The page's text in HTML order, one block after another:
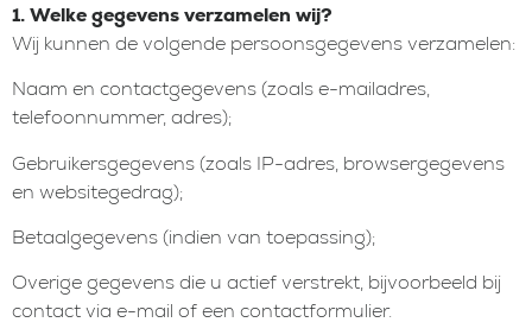
1. Welke gegevens verzamelen wij?
Wij kunnen de volgende persoonsgegevens verzamelen:
Naam en contactgegevens (zoals e-mailadres,
telefoonnummer, adres);
Gebruikersgegevens (zoals IP-adres, browsergegevens
en websitegedrag);
Betaalgegevens (indien van toepassing);
Overige gegevens die u actief verstrekt, bijvoorbeeld bij
contact via e-mail of een contactformulier.